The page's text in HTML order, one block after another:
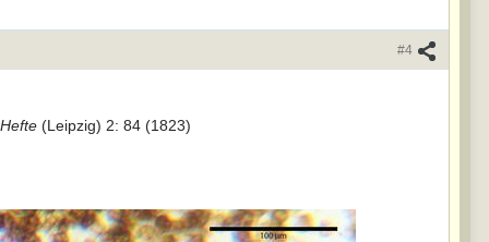
#4
(Leipzig) 2: 84 (1823)